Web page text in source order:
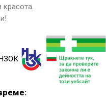
красота.